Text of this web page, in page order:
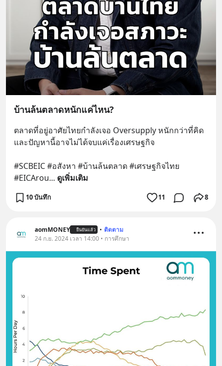
บ้านล้นตลาดหนักแค่ไหน?
ตลาดที่อยู่อาศัยไทยกำลังเจอ Oversupply หนักกว่าที่คิด
และปัญหานี้อาจไม่ได้จบแค่เรื่องเศรษฐกิจ
#SCBEIC #อสังหา #บ้านล้นตลาด #เศรษฐกิจไทย
#EICArou... ดูเพิ่มเติม
10 บันทึก 11 8
aomMONEY ยืนยันแล้ว • ติดตาม
24 ก.ย. 2024 เวลา 14:00 • การศึกษา